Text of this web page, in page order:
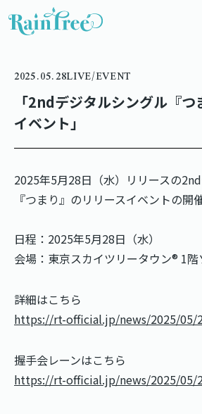
2025.05.28LIVE/EVENT
「2ndデジタルシングル『
イベント」
2025年5月28日（水）リリースの
『つまり』のリリースイベントの開
日程：2025年5月28日（水）
会場：東京スカイツリータウン® 1
詳細はこちら
https://rt-official.jp/news/2025/05/
握手会レーンはこちら
https://rt-official.jp/news/2025/05/